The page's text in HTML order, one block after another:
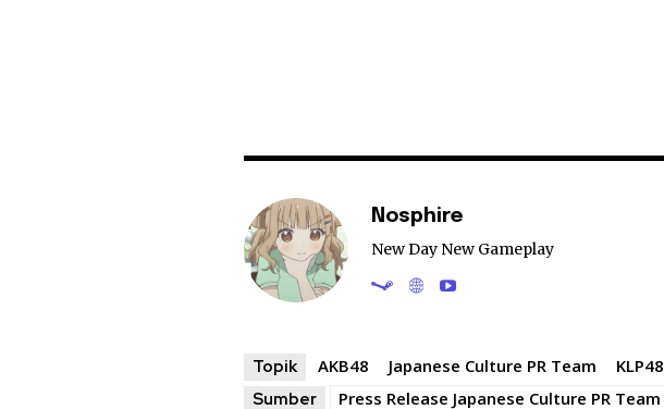
Nosphire
New Day New Gameplay
Topik AKB48 Japanese Culture PR Team
KLP48
Sumber
Press Release Japanese Culture PR Team